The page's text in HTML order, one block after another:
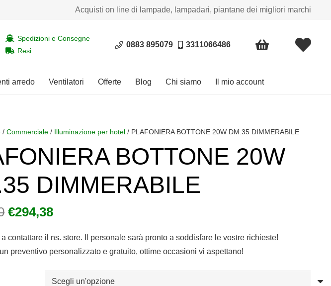
Acquisti on line di lampade, lampadari, piantane dei migliori marchi
Spedizioni e Consegne
Resi
0883 895079 3311066486
arredo Ventilatori Offerte Blog Chi siamo Il mio account
/Commerciale / Illuminazione per hotel / PLAFONIERA BOTTONE 20W DM.35 DIMMERABILE
BOTTONE 20W
DIMMERABILE
Il
originale
era:
€294,38Il
attuale
è:
contattare il ns. store. Il personale sarà pronto a soddisfare le vostre richieste!
preventivo personalizzato e gratuito, ottime occasioni vi aspettano!